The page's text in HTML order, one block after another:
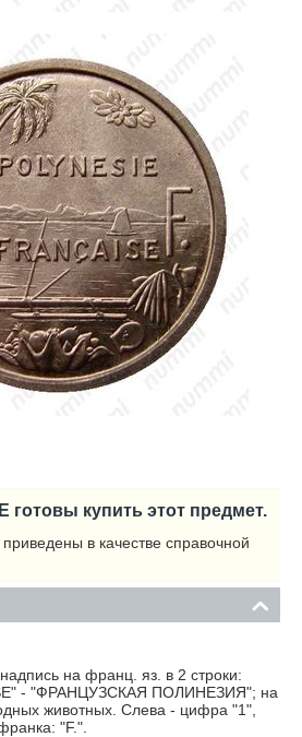
купить этот предмет.
в качестве справочной
на франц. яз. в 2 строки:
- "ФРАНЦУЗСКАЯ ПОЛИНЕЗИЯ"; на
животных. Слева - цифра "1",
"F.".